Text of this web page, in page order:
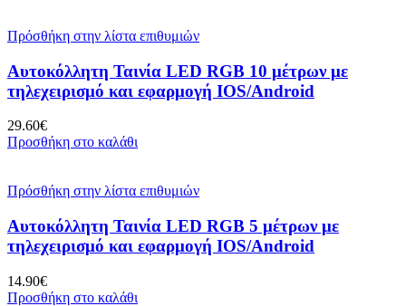
Πρόσθήκη στην λίστα επιθυμιών
Αυτοκόλλητη Ταινία LED RGB 10 μέτρων με
τηλεχειρισμό και εφαρμογή IOS/Android
29.60€
Προσθήκη στο καλάθι
Πρόσθήκη στην λίστα επιθυμιών
Αυτοκόλλητη Ταινία LED RGB 5 μέτρων με
τηλεχειρισμό και εφαρμογή IOS/Android
14.90€
Προσθήκη στο καλάθι